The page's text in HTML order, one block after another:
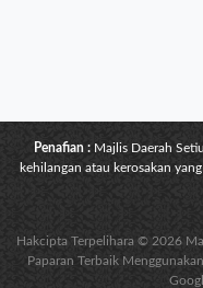
Penafian : Majlis Daerah
kehilangan atau kerosakan
Hakcipta Terpelihara © 2026
Paparan Terbaik